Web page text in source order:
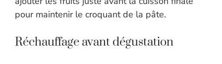
pour maintenir le croquant de la pâte.
Réchauffage avant dégustation